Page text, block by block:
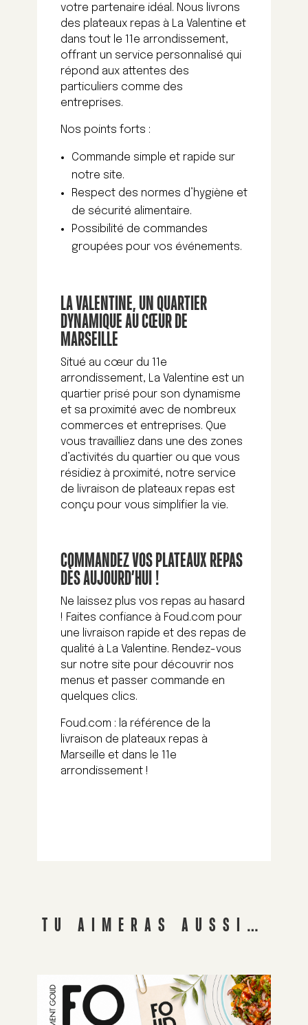
votre partenaire idéal. Nous livrons
des plateaux repas à La Valentine et
dans tout le 11e arrondissement,
offrant un service personnalisé qui
répond aux attentes des
particuliers comme des
entreprises.
Nos points forts :
Commande simple et rapide sur
notre site.
Respect des normes d’hygiène et
de sécurité alimentaire.
Possibilité de commandes
groupées pour vos événements.
LA VALENTINE, UN QUARTIER
DYNAMIQUE AU CŒUR DE
MARSEILLE
Situé au cœur du 11e
arrondissement, La Valentine est un
quartier prisé pour son dynamisme
et sa proximité avec de nombreux
commerces et entreprises. Que
vous travailliez dans une des zones
d’activités du quartier ou que vous
résidiez à proximité, notre service
de livraison de plateaux repas est
conçu pour vous simplifier la vie.
COMMANDEZ VOS PLATEAUX REPAS
DÈS AUJOURD’HUI !
Ne laissez plus vos repas au hasard
! Faites confiance à Foud.com pour
une livraison rapide et des repas de
qualité à La Valentine. Rendez-vous
sur notre site pour découvrir nos
menus et passer commande en
quelques clics.
Foud.com : la référence de la
livraison de plateaux repas à
Marseille et dans le 11e
arrondissement !
TU AIMERAS AUSSI…